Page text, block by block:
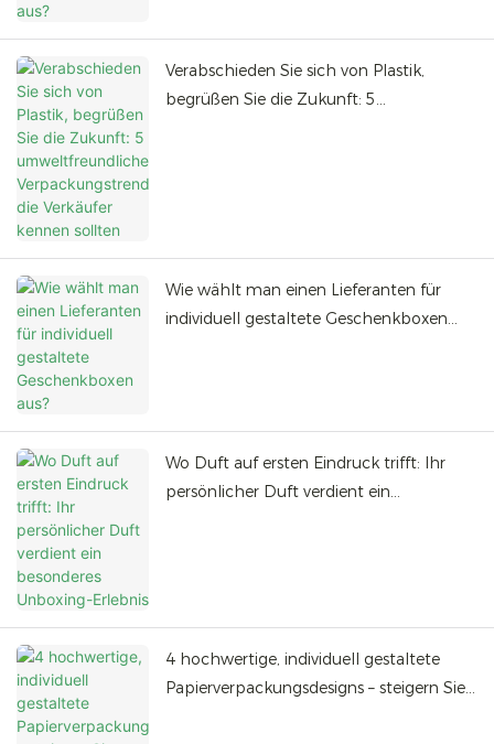
Verabschieden Sie sich von Plastik,
begrüßen Sie die Zukunft: 5
Wie wählt man einen Lieferanten für
individuell gestaltete Geschenkboxen
Wo Duft auf ersten Eindruck trifft: Ihr
persönlicher Duft verdient ein
4 hochwertige, individuell gestaltete
Papierverpackungsdesigns – steigern Sie